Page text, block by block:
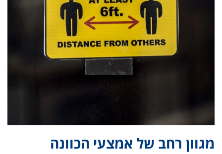
מגוון רחב של אמצעי הכוונה